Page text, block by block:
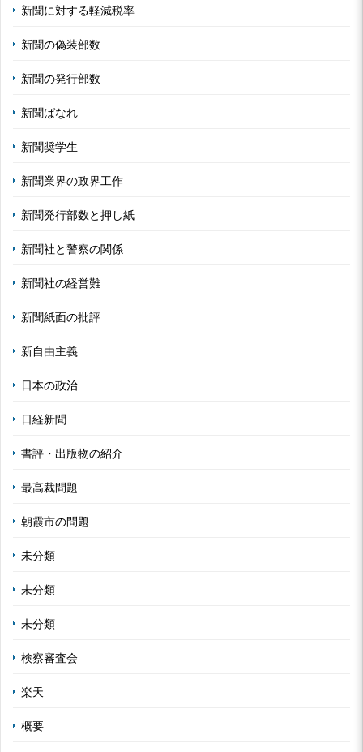
新聞に対する軽減税率
新聞の偽装部数
新聞の発行部数
新聞ばなれ
新聞奨学生
新聞業界の政界工作
新聞発行部数と押し紙
新聞社と警察の関係
新聞社の経営難
新聞紙面の批評
新自由主義
日本の政治
日経新聞
書評・出版物の紹介
最高裁問題
朝霞市の問題
未分類
未分類
未分類
検察審査会
楽天
概要